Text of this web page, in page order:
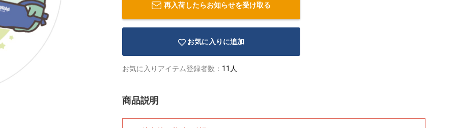
再入荷したらお知らせを受け取る
お気に入りに追加
お気に入りアイテム登録者数： 11人
商品説明